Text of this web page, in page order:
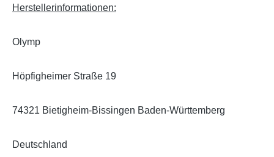
Herstellerinformationen:
Olymp
Höpfigheimer Straße 19
74321 Bietigheim-Bissingen Baden-Württemberg
Deutschland